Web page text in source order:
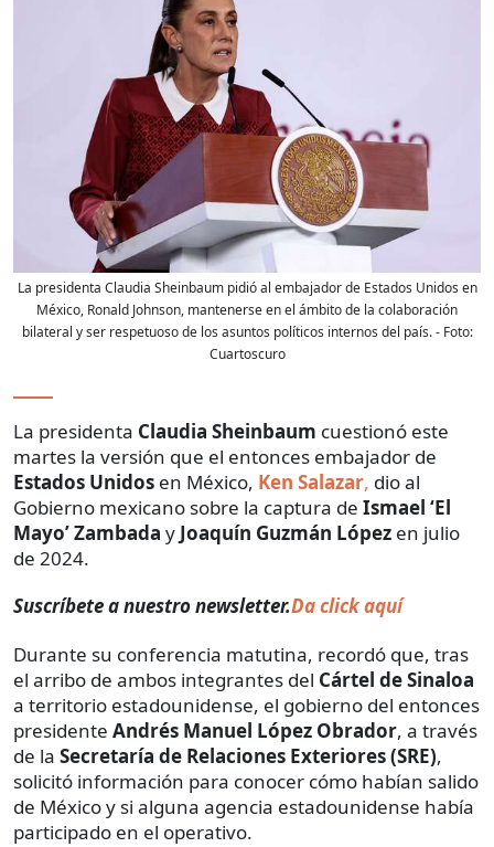
La presidenta Claudia Sheinbaum pidió al embajador de Estados Unidos en
México, Ronald Johnson, mantenerse en el ámbito de la colaboración
bilateral y ser respetuoso de los asuntos políticos internos del país.- Foto:
Cuartoscuro
La presidenta Claudia Sheinbaum cuestionó este
martes la versión que el entonces embajador de
Estados Unidos en México, Ken Salazar, dio al
Gobierno mexicano sobre la captura de Ismael ‘El
Mayo’ Zambada y Joaquín Guzmán López en julio
de 2024.
Suscríbete a nuestro newsletter.Da click aquí
Durante su conferencia matutina, recordó que, tras
el arribo de ambos integrantes del Cártel de Sinaloa
a territorio estadounidense, el gobierno del entonces
presidente Andrés Manuel López Obrador, a través
de la Secretaría de Relaciones Exteriores (SRE),
solicitó información para conocer cómo habían salido
de México y si alguna agencia estadounidense había
participado en el operativo.